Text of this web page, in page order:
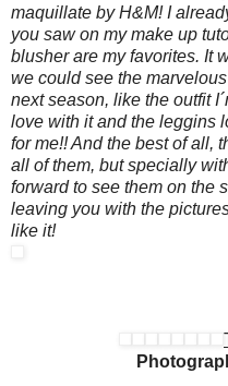
maquillate by H&M! I
you saw on my make up
blusher are my favorites. It
we could see the
next season, like the outfit
love with it and the leggins
for me!! And the best of all,
all of them, but specially
forward to see them on the
leaving you with the
like it!